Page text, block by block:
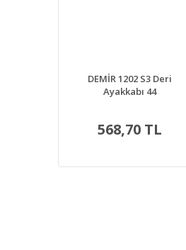
DEMİR 1202 S3 Deri
Ayakkabı 44
568,70 TL